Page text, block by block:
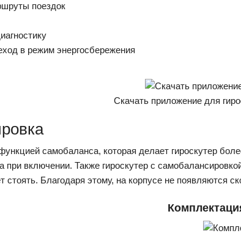
поездок
в режим энергосбережения
Скачать приложение для
самобаланса, которая делает гироскутер
при включении. Также гироскутер с
стоять. Благодаря этому, на корпусе не появляются